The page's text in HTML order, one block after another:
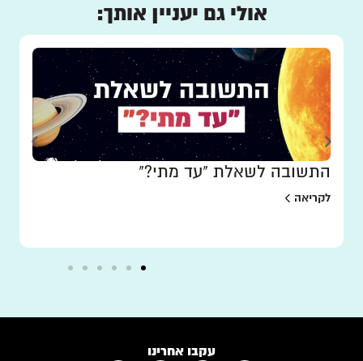
אולי גם יעניין אותך:
התשובה לשאלת "עד מתי?"
לקריאה
עקבו אחרינו